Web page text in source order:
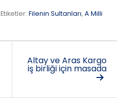
Etiketler: Filenin Sultanları, A Milli
Altay ve Aras Kargo
iş birliği için masada